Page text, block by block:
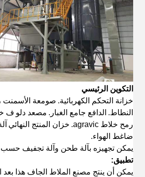
التكوين الرئيسي
خزانة التحكم الكهربائية. صومعة الأسمنت
النطاط. الدافع جامع الغبار. مصعد دلو ف
رمح خلاط agravic.
خزان المنتج النهائي
ضاغط الهواء.
يمكن تجهيزه بآلة طحن وآلة تجفيف حسب
تطبيق:
يمكن أن ينتج مصنع الملاط الجاف هذا بعد